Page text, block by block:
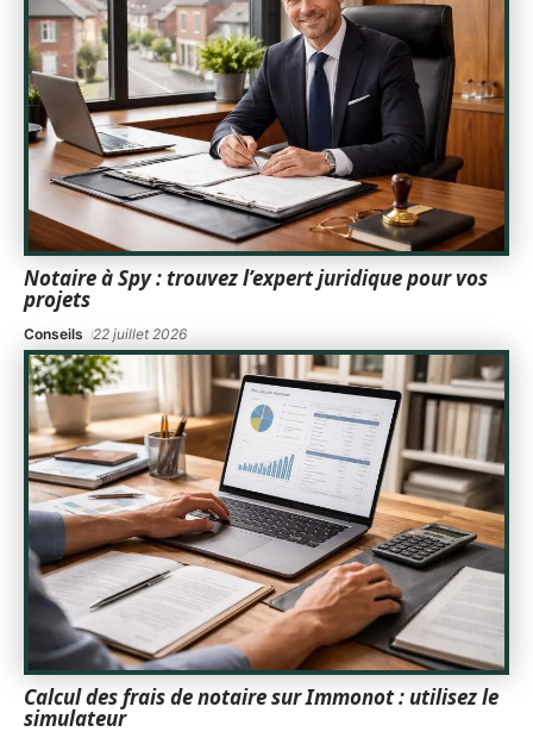
Notaire à Spy : trouvez l’expert juridique pour vos
projets
Conseils 22 juillet 2026
Calcul des frais de notaire sur Immonot : utilisez le
simulateur